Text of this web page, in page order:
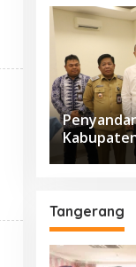
Pelatihan
Tangerang